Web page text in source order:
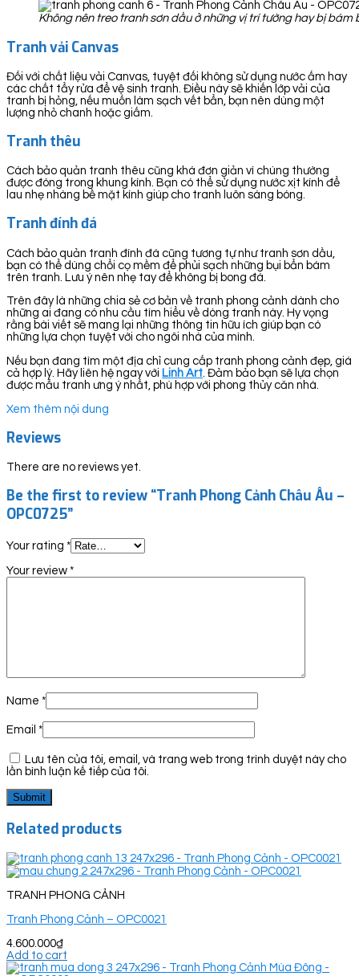
Không nên treo tranh sơn dầu ở những vị trí tường hay bị bám
Tranh vải Canvas
Đối với chất liệu vải Canvas, tuyệt đối không sử dụng nước ấm hay
các chất tẩy rửa để vệ sinh tranh. Điều này sẽ khiến lớp vải của
tranh bị hỏng, nếu muốn làm sạch vết bẩn, bạn nên dùng một
lượng nhỏ chanh hoặc giấm.
Tranh thêu
Cách bảo quản tranh thêu cũng khá đơn giản vì chúng thường
được đóng trong khung kính. Bạn có thể sử dụng nước xịt kính để
lau nhẹ nhàng bề mặt kính giúp cho tranh luôn sáng bóng.
Tranh đính đá
Cách bảo quản tranh đính đá cũng tương tự như tranh sơn dầu,
bạn có thể dùng chổi cọ mềm để phủi sạch những bụi bẩn bám
trên tranh. Lưu ý nên nhẹ tay để không bị bong đá.
Trên đây là những chia sẻ cơ bản về tranh phong cảnh dành cho
những ai đang có nhu cầu tìm hiểu về dòng tranh này. Hy vọng
rằng bài viết sẽ mang lại những thông tin hữu ích giúp bạn có
những lựa chọn tuyệt vời cho ngôi nhà của mình.
Nếu bạn đang tìm một địa chỉ cung cấp tranh phong cảnh đẹp, giá
cả hợp lý. Hãy liên hệ ngay với Linh Art. Đảm bảo bạn sẽ lựa chọn
được mẫu tranh ưng ý nhất, phù hợp với phong thủy căn nhà.
Xem thêm nội dung
Reviews
There are no reviews yet.
Be the first to review “Tranh Phong Cảnh Châu Âu –
OPC0725”
Your rating *
Your review *
Name *
Email *
Lưu tên của tôi, email, và trang web trong trình duyệt này cho
lần bình luận kế tiếp của tôi.
Related products
TRANH PHONG CẢNH
Tranh Phong Cảnh – OPC0021
4.600.000₫
Add to cart